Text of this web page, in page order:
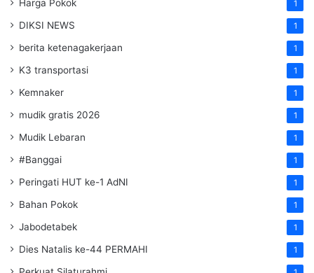
Harga Pokok 1
DIKSI NEWS 1
berita ketenagakerjaan 1
K3 transportasi 1
Kemnaker 1
mudik gratis 2026 1
Mudik Lebaran 1
#Banggai 1
Peringati HUT ke-1 AdNI 1
Bahan Pokok 1
Jabodetabek 1
Dies Natalis ke-44 PERMAHI 1